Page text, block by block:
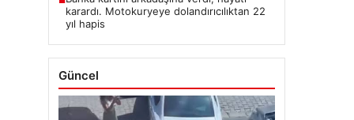
karardı. Motokuryeye dolandırıcılıktan 22
yıl hapis
Güncel